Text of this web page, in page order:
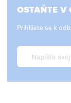
OSTAŇTE V
Prihláste sa k